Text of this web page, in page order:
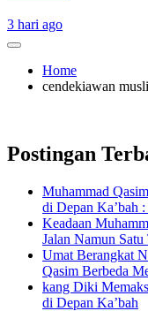
3 hari ago
Home
cendekiawan
Postingan
Muhammad
di Depan Ka’bah
Keadaan
Jalan Namun Satu
Umat Berangkat
Qasim Berbeda
kang Diki
di Depan Ka’bah